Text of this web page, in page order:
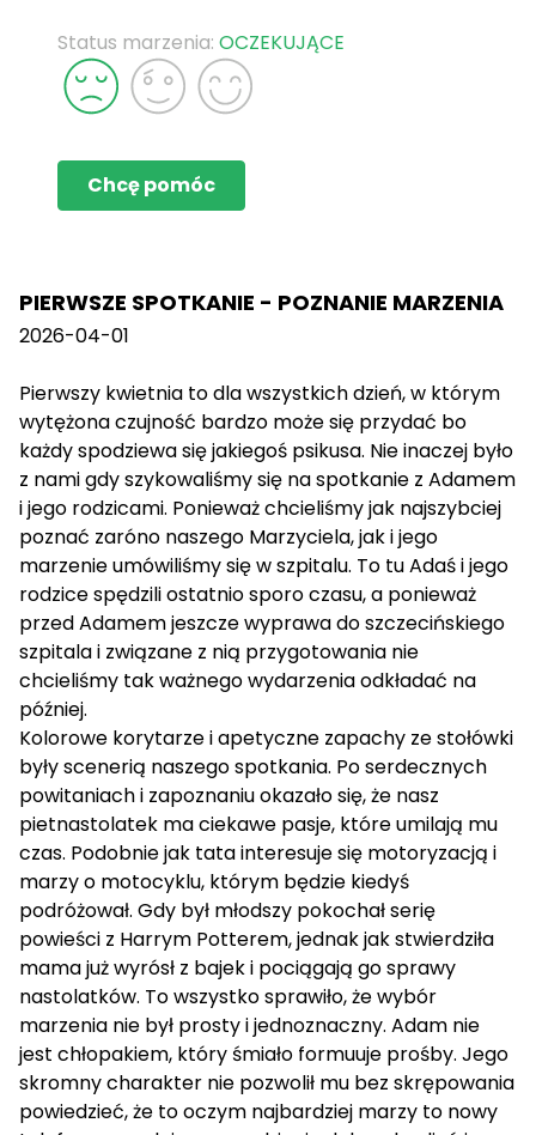
Status marzenia: OCZEKUJĄCE
Chcę pomóc
PIERWSZE SPOTKANIE - POZNANIE MARZENIA
2026-04-01
Pierwszy kwietnia to dla wszystkich dzień, w którym
wytężona czujność bardzo może się przydać bo
każdy spodziewa się jakiegoś psikusa. Nie inaczej było
z nami gdy szykowaliśmy się na spotkanie z Adamem
i jego rodzicami. Ponieważ chcieliśmy jak najszybciej
poznać zaróno naszego Marzyciela, jak i jego
marzenie umówiliśmy się w szpitalu. To tu Adaś i jego
rodzice spędzili ostatnio sporo czasu, a ponieważ
przed Adamem jeszcze wyprawa do szczecińskiego
szpitala i związane z nią przygotowania nie
chcieliśmy tak ważnego wydarzenia odkładać na
później.
Kolorowe korytarze i apetyczne zapachy ze stołówki
były scenerią naszego spotkania. Po serdecznych
powitaniach i zapoznaniu okazało się, że nasz
pietnastolatek ma ciekawe pasje, które umilają mu
czas. Podobnie jak tata interesuje się motoryzacją i
marzy o motocyklu, którym będzie kiedyś
podróżował. Gdy był młodszy pokochał serię
powieści z Harrym Potterem, jednak jak stwierdziła
mama już wyrósł z bajek i pociągają go sprawy
nastolatków. To wszystko sprawiło, że wybór
marzenia nie był prosty i jednoznaczny. Adam nie
jest chłopakiem, który śmiało formuuje prośby. Jego
skromny charakter nie pozwolił mu bez skrępowania
powiedzieć, że to oczym najbardziej marzy to nowy